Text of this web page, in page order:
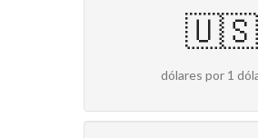
🇺🇸
dólares por 1